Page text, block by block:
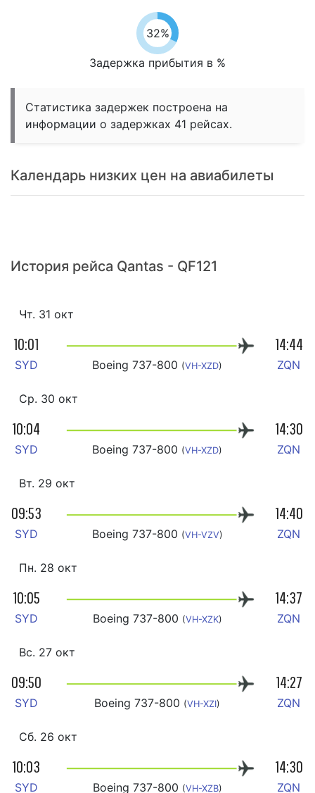
32%
Задержка прибытия в %
Статистика задержек построена на
информации о задержках 41 рейсах.
Календарь низких цен на авиабилеты
История рейса Qantas - QF121
Чт. 31 окт
10:01 14:44
SYD Boeing 737-800 (VH-XZD) ZQN
Ср. 30 окт
10:04 14:30
SYD Boeing 737-800 (VH-XZD) ZQN
Вт. 29 окт
09:53 14:40
SYD Boeing 737-800 (VH-VZV) ZQN
Пн. 28 окт
10:05 14:37
SYD Boeing 737-800 (VH-XZK) ZQN
Вс. 27 окт
09:50 14:27
SYD Boeing 737-800 (VH-XZI) ZQN
Сб. 26 окт
10:03 14:30
SYD Boeing 737-800 (VH-XZB) ZQN